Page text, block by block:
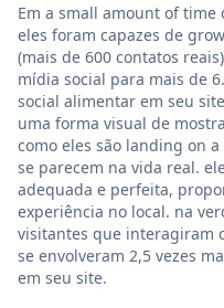
Em a small amount of time
eles foram capazes de
(mais de 600 contatos
mídia social para mais de
social alimentar em seu
uma forma visual de
como eles são landing on
se parecem na vida real.
adequada e perfeita,
experiência no local. na
visitantes que interagiram
se envolveram 2,5 vezes
em seu site.